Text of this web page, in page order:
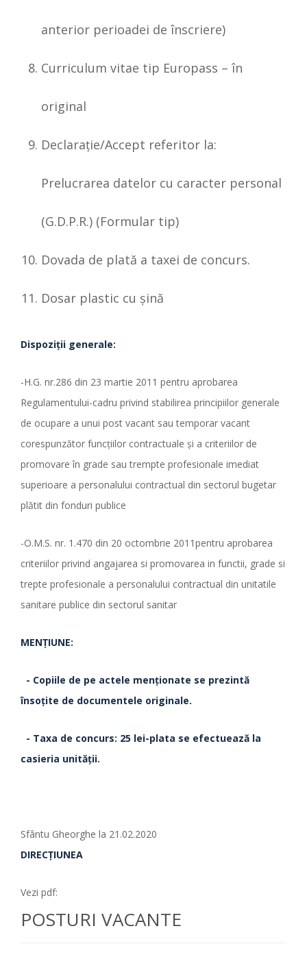
anterior perioadei de înscriere)
Curriculum vitae tip Europass – în
original
Declaraţie/Accept referitor la:
Prelucrarea datelor cu caracter personal
(G.D.P.R.) (Formular tip)
Dovada de plată a taxei de concurs.
Dosar plastic cu şină
Dispoziții generale:
-H.G. nr.286 din 23 martie 2011 pentru aprobarea
Regulamentului-cadru privind stabilirea principiilor generale
de ocupare a unui post vacant sau temporar vacant
corespunzător funcţiilor contractuale şi a criteriilor de
promovare în grade sau trempte profesionale imediat
superioare a personalului contractual din sectorul bugetar
plătit din fonduri publice
-O.M.S. nr. 1.470 din 20 octombrie 2011pentru aprobarea
criteriilor privind angajarea si promovarea in functii, grade si
trepte profesionale a personalului contractual din unitatile
sanitare publice din sectorul sanitar
MENŢIUNE:
- Copiile de pe actele menţionate se prezintă
însoţite de documentele originale.
- Taxa de concurs: 25 lei-plata se efectuează la
casieria unităţii.
Sfântu Gheorghe la 21.02.2020
DIRECŢIUNEA
Vezi pdf:
POSTURI VACANTE